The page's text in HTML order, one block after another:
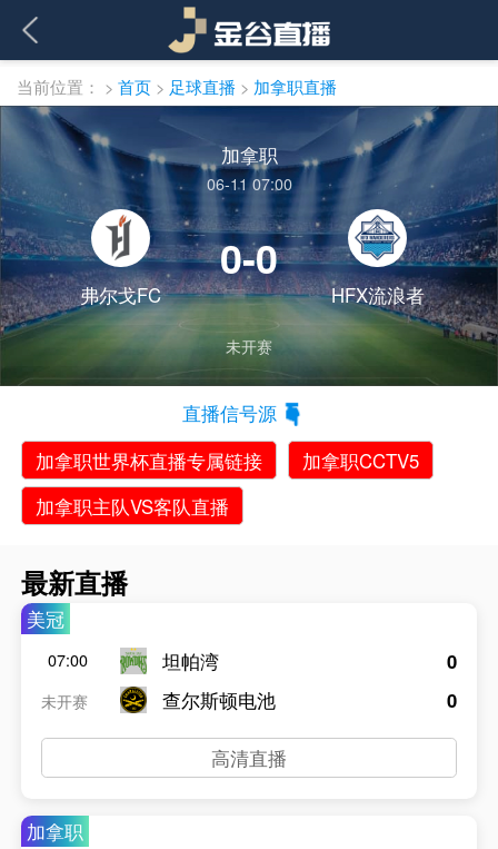
当前位置： > 首页 > 足球直播 > 加拿职直播
加拿职
06-11 07:00
弗尔戈FC
0-0
HFX流浪者
未开赛
直播信号源
加拿职世界杯直播专属链接
加拿职CCTV5
加拿职主队VS客队直播
最新直播
美冠
07:00
未开赛
坦帕湾
查尔斯顿电池
0
0
高清直播
加拿职